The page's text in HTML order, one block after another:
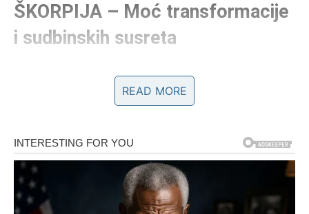
ŠKORPIJA – Moć transformacije
i sudbinskih susreta
Škorpiji dolaze dani koji se pamte, jer se aktivira energija
sudbinskog susreta, duboke istine i lične
. Ono što se sada dešava ne može se
zauvek zatvara.
Moć Škorpije u ovom periodu leži u sposobnosti da vidi
ispod površine i da ne beži od intenziteta, jer baš tu
dolazi najveća nagrada.
READ MORE